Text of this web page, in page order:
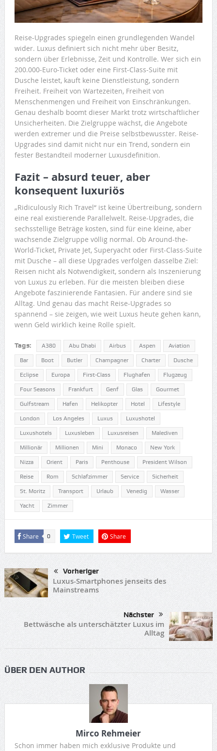
Reise-Upgrades spiegeln einen grundlegenden Wandel
wider. Luxus definiert sich nicht mehr über Besitz,
sondern über Erlebnisse, Zeit und Kontrolle. Wer sich ein
200.000-Euro-Ticket oder eine First-Class-Suite mit
Dusche leistet, kauft keine Dienstleistung, sondern
Freiheit. Freiheit von Wartezeiten, Freiheit von
Menschenmengen und Freiheit von Einschränkungen.
Genau deshalb boomt dieser Markt trotz wirtschaftlicher
Unsicherheiten. Die Zielgruppe wächst, die Angebote
werden extremer und die Preise selbstbewusster. Reise-
Upgrades sind damit nicht nur ein Trend, sondern ein
fester Bestandteil moderner Luxusdefinition.
Fazit – absurd teuer, aber
konsequent luxuriös
„Ridiculously Rich Travel“ ist keine Übertreibung, sondern
eine real existierende Parallelwelt. Reise-Upgrades, die
sechsstellige Beträge kosten, sind für eine kleine, aber
wachsende Zielgruppe völlig normal. Ob Around-the-
World-Ticket, Private Jet, Superyacht oder First-Class-Suite
mit Dusche – all diese Upgrades verfolgen dasselbe Ziel:
Reisen nicht als Notwendigkeit, sondern als Inszenierung
von Luxus zu erleben. Für die meisten bleiben diese
Angebote faszinierende Fantasien. Für andere sind sie
Alltag. Und genau das macht Reise-Upgrades so
spannend – sie zeigen, wie weit Luxus heute gehen kann,
wenn Geld wirklich keine Rolle spielt.
Tags: A380 Abu Dhabi Airbus Aspen Aviation
Bar Boot Butler Champagner Charter Dusche
Eclipse Europa First-Class Flughafen Flugzeug
Four Seasons Frankfurt Genf Glas Gourmet
Gulfstream Hafen Helikopter Hotel Lifestyle
London Los Angeles Luxus Luxushotel
Luxushotels Luxusleben Luxusreisen Malediven
Millionär Millionen Mini Monaco New York
Nizza Orient Paris Penthouse President Wilson
Reise Rom Schlafzimmer Service Sicherheit
St. Moritz Transport Urlaub Venedig Wasser
Yacht Zimmer
Share 0 Tweet Share
Vorheriger
Luxus-Smartphones jenseits des
Mainstreams
Nächster
Bettwäsche als unterschätzter Luxus im
Alltag
ÜBER DEN AUTHOR
Mirco Rehmeier
Schon immer haben mich exklusive Produkte und